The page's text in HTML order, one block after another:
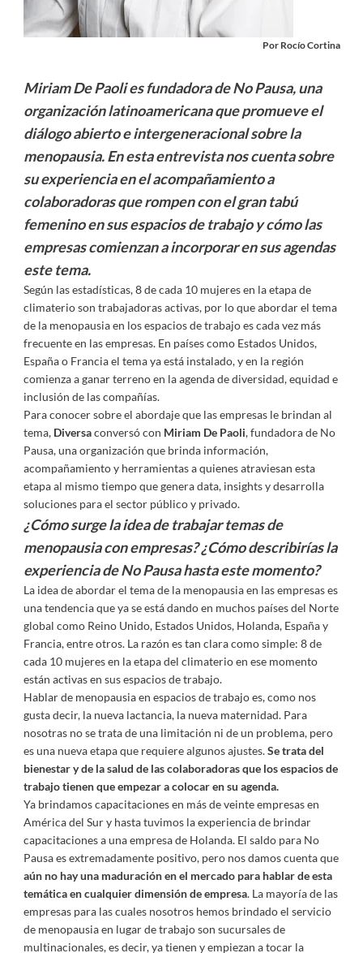
Por Rocío Cortina
Miriam De Paoli es fundadora de No Pausa, una
organización latinoamericana que promueve el
diálogo abierto e intergeneracional sobre la
menopausia. En esta entrevista nos cuenta sobre
su experiencia en el acompañamiento a
colaboradoras que rompen con el gran tabú
femenino en sus espacios de trabajo y cómo las
empresas comienzan a incorporar en sus agendas
este tema.
Según las estadísticas, 8 de cada 10 mujeres en la etapa de
climaterio son trabajadoras activas, por lo que abordar el tema
de la menopausia en los espacios de trabajo es cada vez más
frecuente en las empresas. En países como Estados Unidos,
España o Francia el tema ya está instalado, y en la región
comienza a ganar terreno en la agenda de diversidad, equidad e
inclusión de las compañías.
Para conocer sobre el abordaje que las empresas le brindan al
tema, Diversaconversó con Miriam De Paoli, fundadora de No
Pausa, una organización que brinda información,
acompañamiento y herramientas a quienes atraviesan esta
etapa al mismo tiempo que genera data, insights y desarrolla
soluciones para el sector público y privado.
¿Cómo surge la idea de trabajar temas de
menopausia con empresas? ¿Cómo describirías la
experiencia de No Pausa hasta este momento?
La idea de abordar el tema de la menopausia en las empresas es
una tendencia que ya se está dando en muchos países del Norte
global como Reino Unido, Estados Unidos, Holanda, España y
Francia, entre otros. La razón es tan clara como simple: 8 de
cada 10 mujeres en la etapa del climaterio en ese momento
están activas en sus espacios de trabajo.
Hablar de menopausia en espacios de trabajo es, como nos
gusta decir, la nueva lactancia, la nueva maternidad. Para
nosotras no se trata de una limitación ni de un problema, pero
es una nueva etapa que requiere algunos ajustes.Se trata del
bienestar y de la salud de las colaboradoras que los espacios de
trabajo tienen que empezar a colocar en su agenda.
Ya brindamos capacitaciones en más de veinte empresas en
América del Sur y hasta tuvimos la experiencia de brindar
capacitaciones a una empresa de Holanda. El saldo para No
Pausa es extremadamente positivo, pero nos damos cuenta que
aún no hay una maduración en el mercado para hablar de esta
temática en cualquier dimensión de empresa. La mayoría de las
empresas para las cuales nosotros hemos brindado el servicio
de menopausia en lugar de trabajo son sucursales de
multinacionales, es decir, ya tienen y empiezan a tocar la